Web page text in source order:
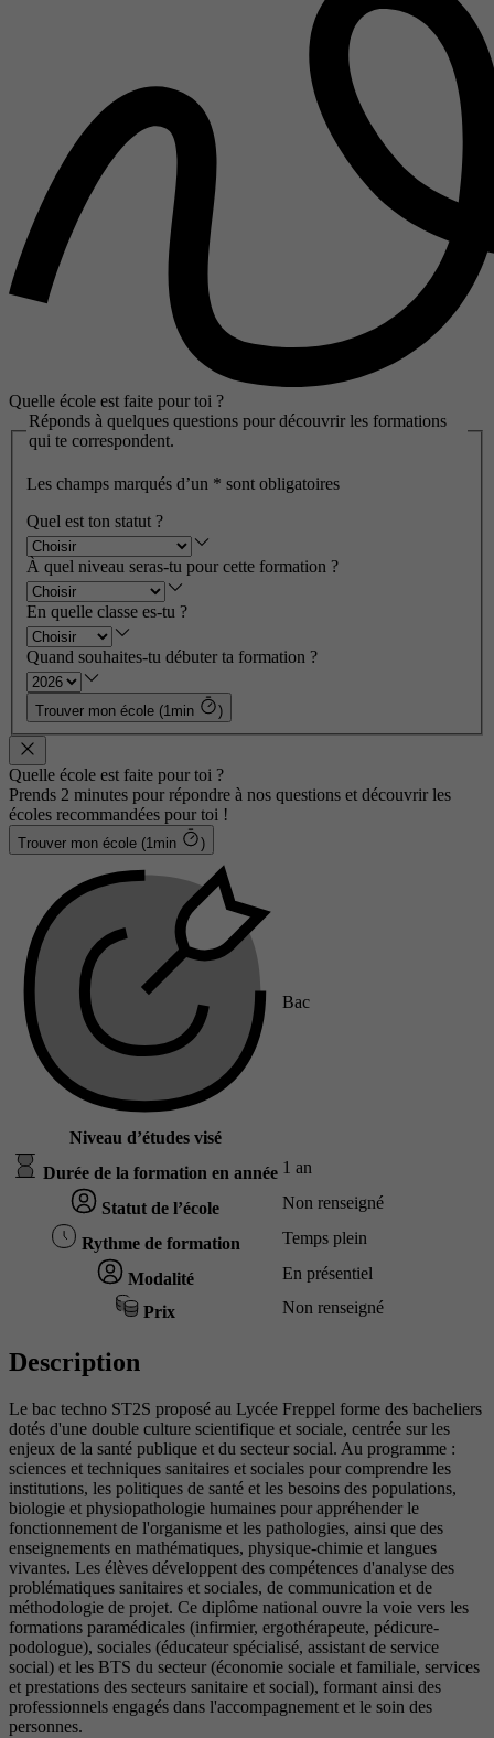
Quelle école est faite pour toi ?
Réponds à quelques questions pour découvrir les formations
qui te correspondent.
Les champs marqués d’un * sont obligatoires
Quel est ton statut ?
À quel niveau seras-tu pour cette formation ?
En quelle classe es-tu ?
Quand souhaites-tu débuter ta formation ?
Trouver mon école (1min )
Quelle école est faite pour toi ?
Prends 2 minutes pour répondre à nos questions et découvrir les
écoles recommandées pour toi !
Trouver mon école (1min )
Niveau d’études visé
Bac
Durée de la formation en année 1 an
Statut de l’école Non renseigné
Rythme de formation Temps plein
Modalité En présentiel
Prix Non renseigné
Description
Le bac techno ST2S proposé au Lycée Freppel forme des bacheliers
dotés d'une double culture scientifique et sociale, centrée sur les
enjeux de la santé publique et du secteur social. Au programme :
sciences et techniques sanitaires et sociales pour comprendre les
institutions, les politiques de santé et les besoins des populations,
biologie et physiopathologie humaines pour appréhender le
fonctionnement de l'organisme et les pathologies, ainsi que des
enseignements en mathématiques, physique-chimie et langues
vivantes. Les élèves développent des compétences d'analyse des
problématiques sanitaires et sociales, de communication et de
méthodologie de projet. Ce diplôme national ouvre la voie vers les
formations paramédicales (infirmier, ergothérapeute, pédicure-
podologue), sociales (éducateur spécialisé, assistant de service
social) et les BTS du secteur (économie sociale et familiale, services
et prestations des secteurs sanitaire et social), formant ainsi des
professionnels engagés dans l'accompagnement et le soin des
personnes.